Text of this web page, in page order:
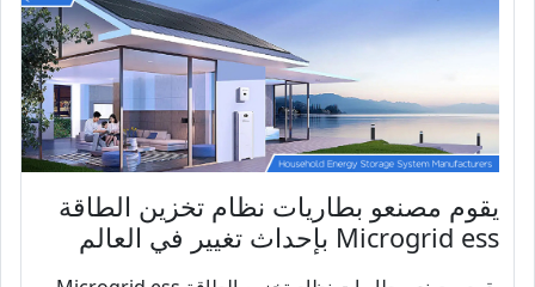
يقوم مصنعو بطاريات نظام تخزين الطاقة
Microgrid ess بإحداث تغيير في العالم